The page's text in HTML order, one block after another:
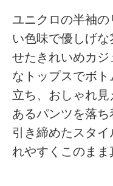
ユニクロの半袖
い色味で優しげ
せたきれいめカ
なトップスでボ
立ち、おしゃれ
あるパンツを落
引き締めたスタ
れやすくこのまま